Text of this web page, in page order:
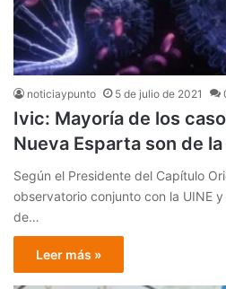
noticiaypunto 5 de julio de 2021
Ivic: Mayoría de los
Nueva Esparta son de
Según el Presidente del Capítulo
observatorio conjunto con la UINE
de…
Leer más »